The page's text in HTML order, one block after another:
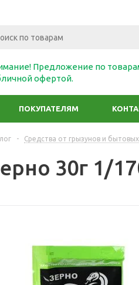
Предложение по
офертой.
ПОКУПАТЕЛЯМ
- Средства от грызунов и
30г 1/